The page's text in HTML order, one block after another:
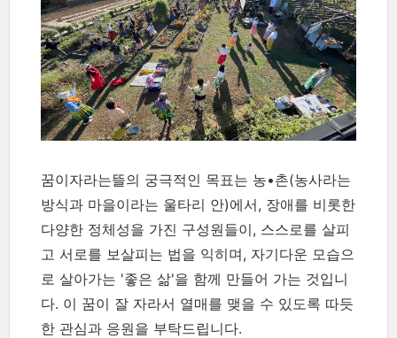
꿈이자라는뜰의 궁극적인 목표는 농•촌(농사라는
방식과 마을이라는 울타리 안)에서, 장애를 비롯한
다양한 정체성을 가진 구성원들이, 스스로를 살피
고 서로를 보살피는 법을 익히며, 자기다운 모습으
로 살아가는 '좋은 삶'을 함께 만들어 가는 것입니
다. 이 꿈이 잘 자라서 열매를 맺을 수 있도록 따듯
한 관심과 응원을 부탁드립니다.